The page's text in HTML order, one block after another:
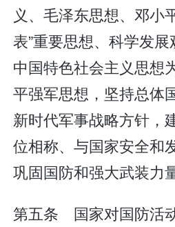
义、毛泽东思想、邓小
表”重要思想、科学发
中国特色社会主义思想
平强军思想，坚持总体
新时代军事战略方针，
位相称、与国家安全和
巩固国防和强大武装力量
第五条 国家对国防活